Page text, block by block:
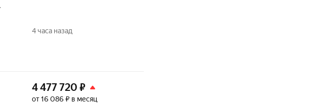
4 часа назад
4 477 720 ₽
от 16 086 ₽ в месяц